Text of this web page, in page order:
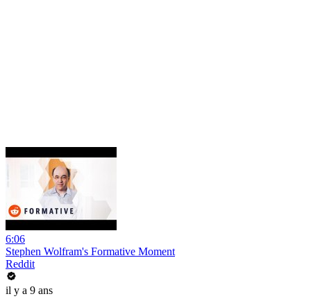
6:06
Stephen Wolfram's Formative Moment
Reddit
il y a 9 ans